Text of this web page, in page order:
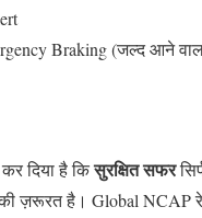
Braking (जल्द आने
दिया है किसुरक्षित सफर
की ज़रूरत है। Global NCAP